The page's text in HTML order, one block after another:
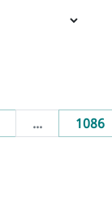
... 1086